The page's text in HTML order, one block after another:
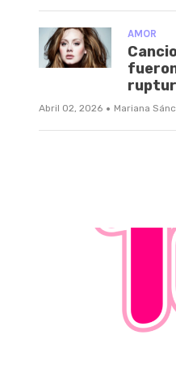
AMOR
Abril 02, 2026 · Mariana